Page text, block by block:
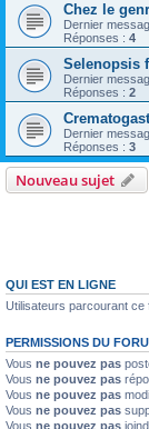
Chez le
Dernier
Réponses : 4
Selenopsis
Dernier
Réponses : 2
Dernier
Réponses : 3
Nouveau sujet
QUI EST EN LIGNE
Utilisateurs parcourant ce
PERMISSIONS DU
Vous ne pouvez pas
Vous ne pouvez pas
Vous ne pouvez pas
Vous ne pouvez pas
Vous ne pouvez pas